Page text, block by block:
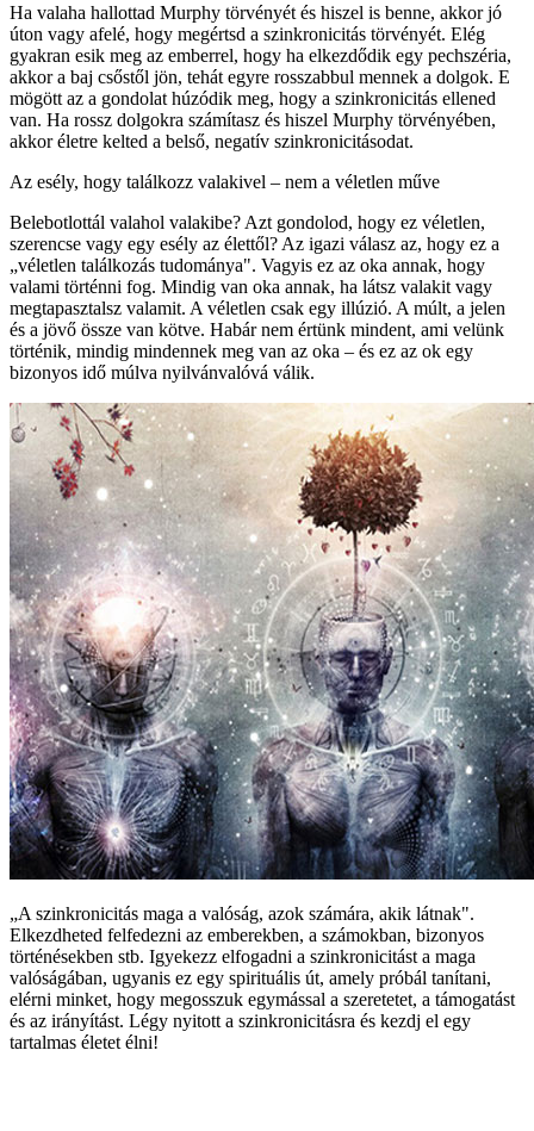
Ha valaha hallottad Murphy törvényét és hiszel is benne, akkor jó
úton vagy afelé, hogy megértsd a szinkronicitás törvényét. Elég
gyakran esik meg az emberrel, hogy ha elkezdődik egy pechszéria,
akkor a baj csőstől jön, tehát egyre rosszabbul mennek a dolgok. E
mögött az a gondolat húzódik meg, hogy a szinkronicitás ellened
van. Ha rossz dolgokra számítasz és hiszel Murphy törvényében,
akkor életre kelted a belső, negatív szinkronicitásodat.
Az esély, hogy találkozz valakivel – nem a véletlen műve
Belebotlottál valahol valakibe? Azt gondolod, hogy ez véletlen,
szerencse vagy egy esély az élettől? Az igazi válasz az, hogy ez a
„véletlen találkozás tudománya". Vagyis ez az oka annak, hogy
valami történni fog. Mindig van oka annak, ha látsz valakit vagy
megtapasztalsz valamit. A véletlen csak egy illúzió. A múlt, a jelen
és a jövő össze van kötve. Habár nem értünk mindent, ami velünk
történik, mindig mindennek meg van az oka – és ez az ok egy
bizonyos idő múlva nyilvánvalóvá válik.
„A szinkronicitás maga a valóság, azok számára, akik látnak".
Elkezdheted felfedezni az emberekben, a számokban, bizonyos
történésekben stb. Igyekezz elfogadni a szinkronicitást a maga
valóságában, ugyanis ez egy spirituális út, amely próbál tanítani,
elérni minket, hogy megosszuk egymással a szeretetet, a támogatást
és az irányítást. Légy nyitott a szinkronicitásra és kezdj el egy
tartalmas életet élni!